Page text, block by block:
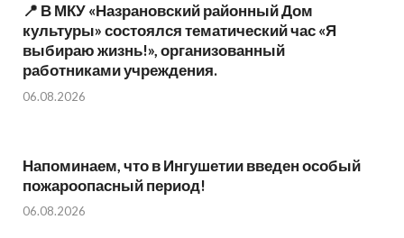
📍 В МКУ «Назрановский районный Дом
культуры» состоялся тематический час «Я
выбираю жизнь!», организованный
работниками учреждения.
06.08.2026
Напоминаем, что в Ингушетии введен особый
пожароопасный период!⁣⁣⠀
06.08.2026